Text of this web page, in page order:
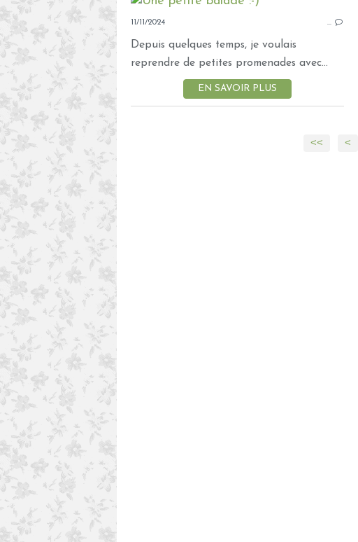
11/11/2024 …
Depuis quelques temps, je voulais
reprendre de petites promenades avec...
EN SAVOIR PLUS
<< <